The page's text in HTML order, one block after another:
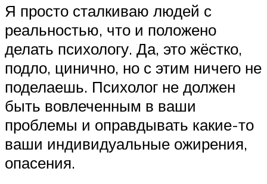
Я просто сталкиваю людей с
реальностью, что и положено
делать психологу. Да, это жёстко,
подло, цинично, но с этим ничего не
поделаешь. Психолог не должен
быть вовлеченным в ваши
проблемы и оправдывать какие-то
ваши индивидуальные ожирения,
опасения.